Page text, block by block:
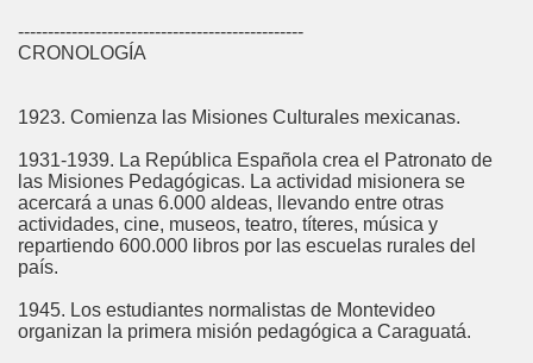
------------------------------------------------
CRONOLOGÍA
1923. Comienza las Misiones Culturales mexicanas.
1931-1939. La República Española crea el Patronato de
las Misiones Pedagógicas. La actividad misionera se
acercará a unas 6.000 aldeas, llevando entre otras
actividades, cine, museos, teatro, títeres, música y
repartiendo 600.000 libros por las escuelas rurales del
país.
1945. Los estudiantes normalistas de Montevideo
organizan la primera misión pedagógica a Caraguatá.